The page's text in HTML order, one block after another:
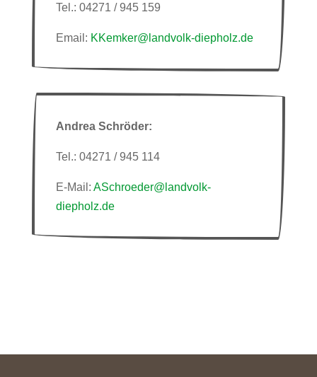
Tel.: 04271 / 945 159
Email: KKemker@landvolk-diepholz.de
Andrea Schröder:
Tel.: 04271 / 945 114
E-Mail: ASchroeder@landvolk-
diepholz.de